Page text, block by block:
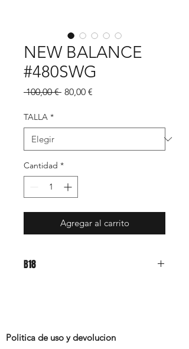
NEW BALANCE
#480SWG
100,00 € Precio
80,00 €
TALLA *
Cantidad *
Agregar al carrito
B18
Politica de uso y devolucion